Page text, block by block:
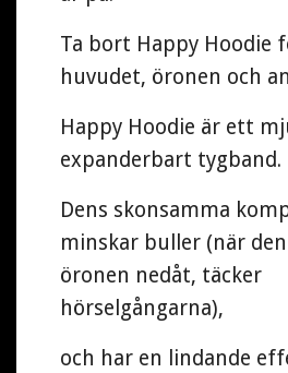
Ta bort Happy Hoodie
huvudet, öronen och
Happy Hoodie är ett
expanderbart tygband.
Dens skonsamma
minskar buller (när
öronen nedåt, täcker
hörselgångarna),
och har en lindande